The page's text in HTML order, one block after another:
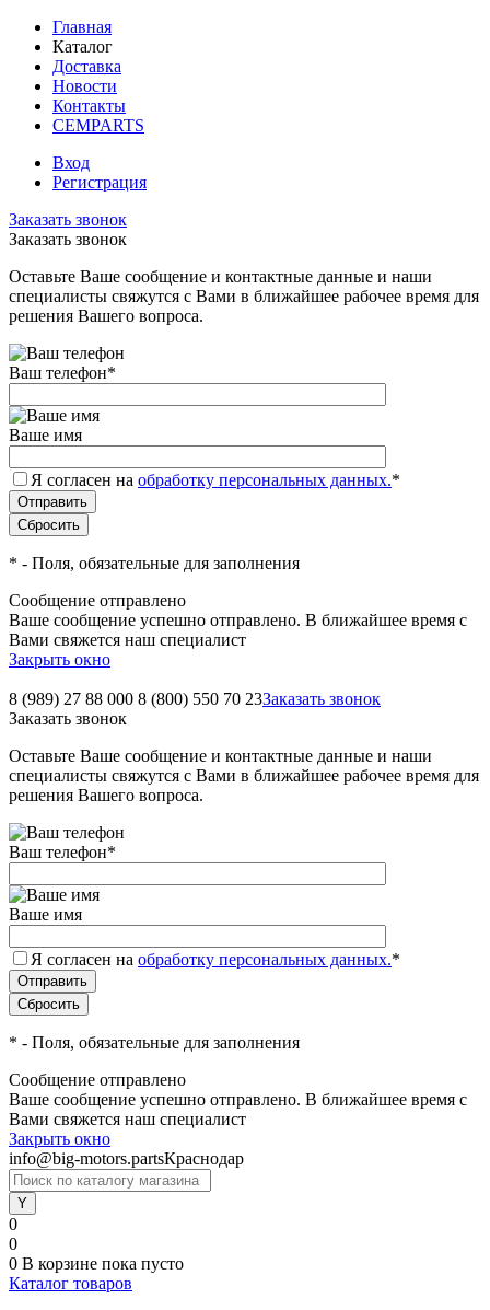
Главная
Каталог
Доставка
Новости
Контакты
CEMPARTS
Вход
Регистрация
Заказать звонок
Заказать звонок
Оставьте Ваше сообщение и контактные данные и наши
специалисты свяжутся с Вами в ближайшее рабочее время для
решения Вашего вопроса.
Ваш телефон*
Ваше имя
Я согласен на обработку персональных данных.*
* - Поля, обязательные для заполнения
Сообщение отправлено
Ваше сообщение успешно отправлено. В ближайшее время с
Вами свяжется наш специалист
Закрыть окно
8 (989) 27 88 000 8 (800) 550 70 23Заказать звонок
Заказать звонок
Оставьте Ваше сообщение и контактные данные и наши
специалисты свяжутся с Вами в ближайшее рабочее время для
решения Вашего вопроса.
Ваш телефон*
Ваше имя
Я согласен на обработку персональных данных.*
* - Поля, обязательные для заполнения
Сообщение отправлено
Ваше сообщение успешно отправлено. В ближайшее время с
Вами свяжется наш специалист
Закрыть окно
info@big-motors.partsКраснодар
0
0
0 В корзине пока пусто
Каталог товаров